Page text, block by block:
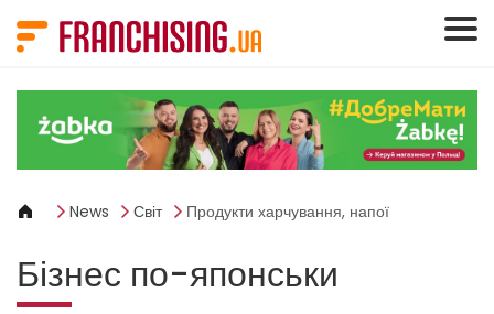
News Світ Продукти харчування, напої
Бізнес по-японськи